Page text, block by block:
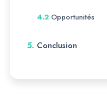
4.2 Opportunités
5. Conclusion